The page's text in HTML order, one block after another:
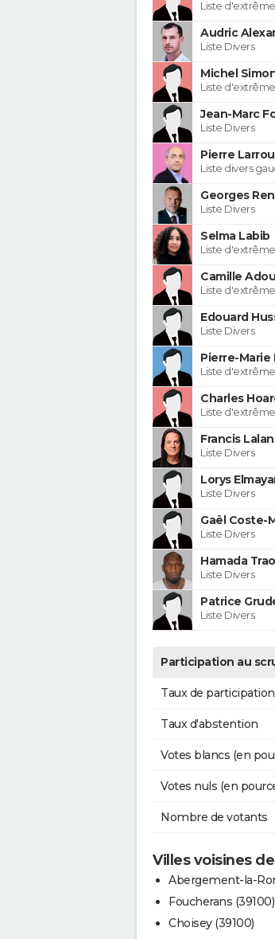
Liste
Audric
Liste Divers
Michel
Liste
Jean-Marc
Liste Divers
Pierre
Liste divers
Georges
Liste Divers
Selma Labib
Liste
Camille
Liste
Edouard
Liste Divers
Pierre-Marie
Liste
Charles
Liste
Francis
Liste Divers
Lorys
Liste Divers
Gaël Coste-
Liste Divers
Hamada
Liste Divers
Patrice
Liste Divers
Participation au
Taux de participation
Taux d'abstention
Votes blancs (en
Votes nuls (en
Nombre de votants
Villes voisines
Abergement-la-
Foucherans (39100)
Choisey (39100)